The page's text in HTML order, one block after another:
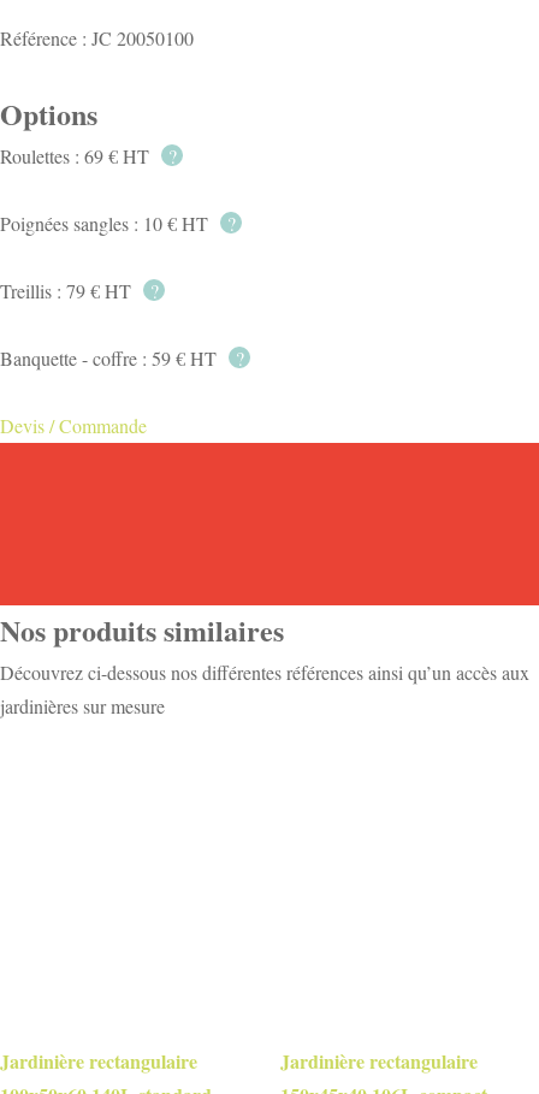
Référence : JC 20050100
Options
Roulettes : 69 € HT ?
Poignées sangles : 10 € HT ?
Treillis : 79 € HT ?
Banquette - coffre : 59 € HT ?
Devis / Commande
Nos produits similaires
Découvrez ci-dessous nos différentes références ainsi qu’un accès aux
jardinières sur mesure
Jardinière rectangulaire
Jardinière rectangulaire